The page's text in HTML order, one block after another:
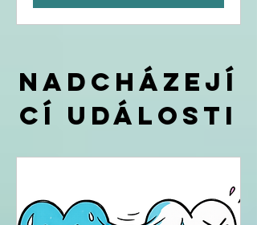
Nadcházejí
cí události